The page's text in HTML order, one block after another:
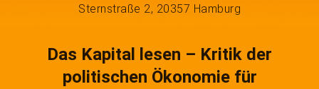
Sternstraße 2, 20357 Hamburg
Das Kapital lesen – Kritik der
politischen Ökonomie für